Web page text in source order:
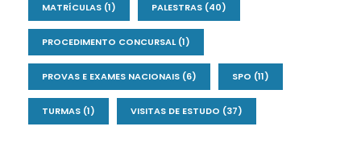
MATRÍCULAS (1) PALESTRAS (40)
PROCEDIMENTO CONCURSAL(1)
PROVAS E EXAMES NACIONAIS (6) SPO (11)
TURMAS (1) VISITAS DE ESTUDO (37)